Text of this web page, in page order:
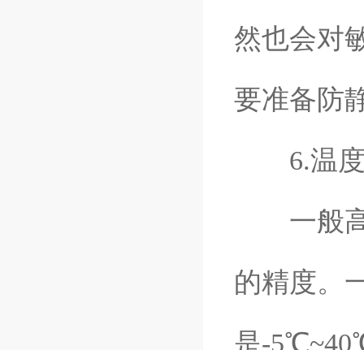
然也会对
要准备防
6.温
一般高
的精度。
是-